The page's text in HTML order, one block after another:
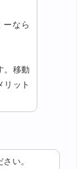
なら
。移動
リット
い。